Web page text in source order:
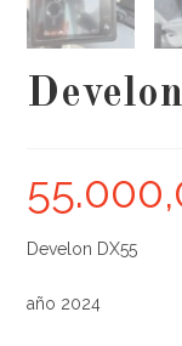
Develon DX55
año 2024